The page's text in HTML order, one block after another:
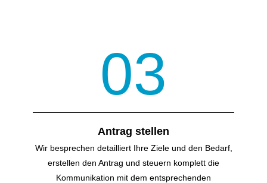
03
Antrag stellen
Wir besprechen detailliert Ihre Ziele und den Bedarf,
erstellen den Antrag und steuern komplett die
Kommunikation mit dem entsprechenden